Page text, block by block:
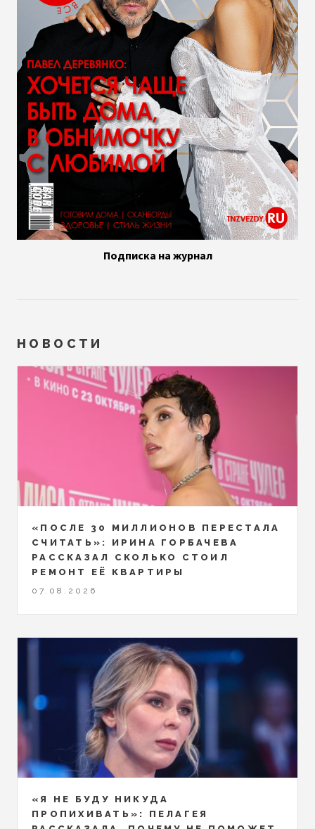
Подписка на журнал
НОВОСТИ
«ПОСЛЕ 30 МИЛЛИОНОВ ПЕРЕСТАЛА
СЧИТАТЬ»: ИРИНА ГОРБАЧЕВА
РАССКАЗАЛ СКОЛЬКО СТОИЛ
РЕМОНТ ЕЁ КВАРТИРЫ
07.08.2026
«Я НЕ БУДУ НИКУДА
ПРОПИХИВАТЬ»: ПЕЛАГЕЯ